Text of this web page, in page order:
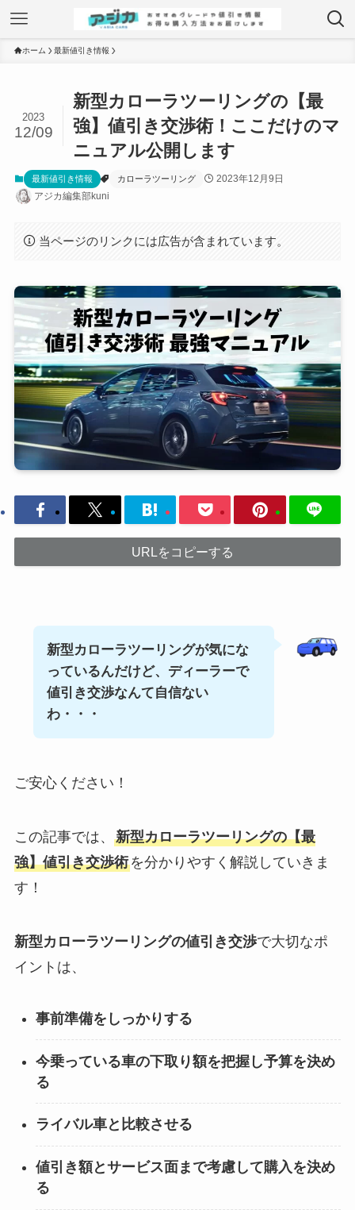
ホーム 最新値引き情報
新型カローラツーリングの【最
強】値引き交渉術！ここだけのマ
ニュアル公開します
2023
12/09
最新値引き情報 カローラツーリング
2023年12月9日
アジカ編集部kuni
当ページのリンクには広告が含まれています。
URLをコピーする
新型カローラツーリングが気にな
っているんだけど、ディーラーで
値引き交渉なんて自信ない
わ・・・
ご安心ください！
この記事では、 新型カローラツーリングの【最
強】値引き交渉術を分かりやすく解説していきま
す！
新型カローラツーリングの値引き交渉で大切なポ
イントは、
事前準備をしっかりする
今乗っている車の下取り額を把握し予算を決め
る
ライバル車と比較させる
値引き額とサービス面まで考慮して購入を決め
る